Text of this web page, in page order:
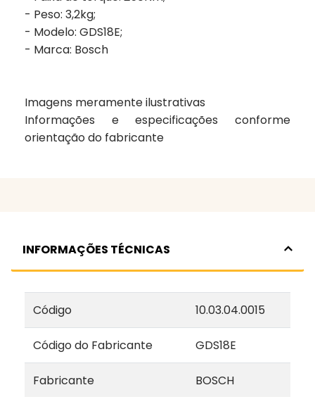
- Peso: 3,2kg;
- Modelo: GDS18E;
- Marca: Bosch
Imagens meramente ilustrativas
Informações e especificações conforme
orientação do fabricante
INFORMAÇÕES TÉCNICAS
Código 10.03.04.0015
Código do Fabricante GDS18E
Fabricante BOSCH